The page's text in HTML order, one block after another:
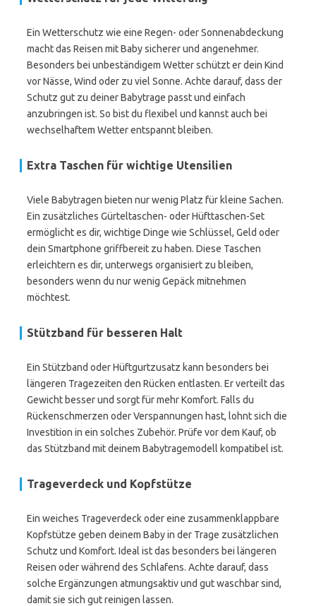
Ein Wetterschutz wie eine Regen- oder Sonnenabdeckung
macht das Reisen mit Baby sicherer und angenehmer.
Besonders bei unbeständigem Wetter schützt er dein Kind
vor Nässe, Wind oder zu viel Sonne. Achte darauf, dass der
Schutz gut zu deiner Babytrage passt und einfach
anzubringen ist. So bist du flexibel und kannst auch bei
wechselhaftem Wetter entspannt bleiben.
Extra Taschen für wichtige Utensilien
Viele Babytragen bieten nur wenig Platz für kleine Sachen.
Ein zusätzliches Gürteltaschen- oder Hüfttaschen-Set
ermöglicht es dir, wichtige Dinge wie Schlüssel, Geld oder
dein Smartphone griffbereit zu haben. Diese Taschen
erleichtern es dir, unterwegs organisiert zu bleiben,
besonders wenn du nur wenig Gepäck mitnehmen
möchtest.
Stützband für besseren Halt
Ein Stützband oder Hüftgurtzusatz kann besonders bei
längeren Tragezeiten den Rücken entlasten. Er verteilt das
Gewicht besser und sorgt für mehr Komfort. Falls du
Rückenschmerzen oder Verspannungen hast, lohnt sich die
Investition in ein solches Zubehör. Prüfe vor dem Kauf, ob
das Stützband mit deinem Babytragemodell kompatibel ist.
Trageverdeck und Kopfstütze
Ein weiches Trageverdeck oder eine zusammenklappbare
Kopfstütze geben deinem Baby in der Trage zusätzlichen
Schutz und Komfort. Ideal ist das besonders bei längeren
Reisen oder während des Schlafens. Achte darauf, dass
solche Ergänzungen atmungsaktiv und gut waschbar sind,
damit sie sich gut reinigen lassen.